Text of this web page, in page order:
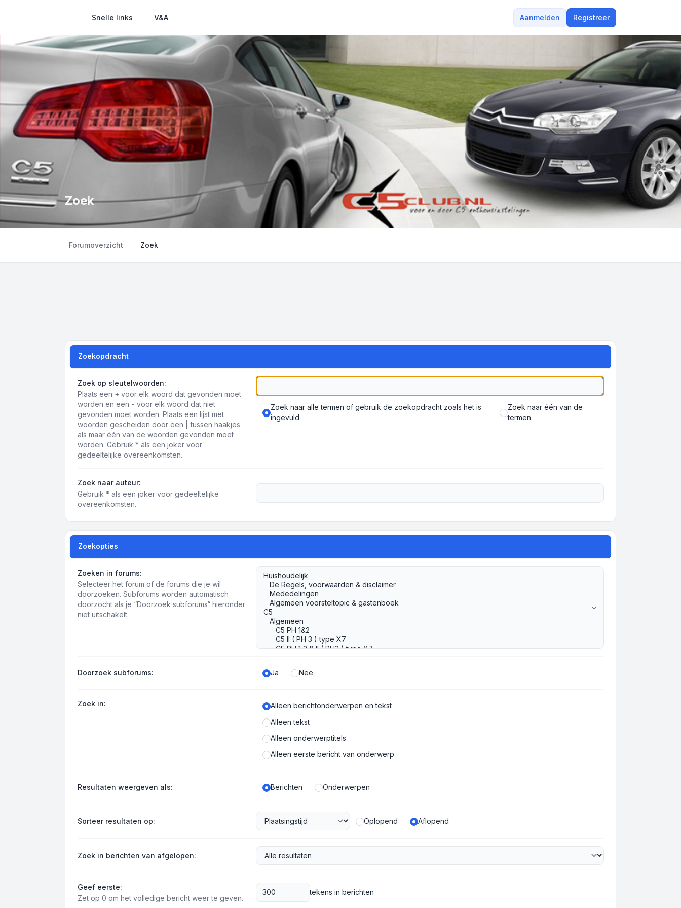
Snelle links V&A Aanmelden Registreer
Zoek
Forumoverzicht Zoek
Zoekopdracht
Zoek op sleutelwoorden:
Plaats een + voor elk woord dat gevonden moet
worden en een - voor elk woord dat niet
gevonden moet worden. Plaats een lijst met
woorden gescheiden door een
tussen haakjes
als maar één van de woorden gevonden moet
worden. Gebruik * als een joker voor
gedeeltelijke overeenkomsten.
Zoek naar alle termen of gebruik de zoekopdracht zoals het is
ingevuld
Zoek naar één van de
termen
Zoek naar auteur:
Gebruik * als een joker voor gedeeltelijke
overeenkomsten.
Zoekopties
Zoeken in forums:
Selecteer het forum of de forums die je wil
doorzoeken. Subforums worden automatisch
doorzocht als je “Doorzoek subforums“ hieronder
niet uitschakelt.
Doorzoek subforums: Ja Nee
Zoek in:
Alleen berichtonderwerpen en tekst
Alleen tekst
Alleen onderwerptitels
Alleen eerste bericht van onderwerp
Resultaten weergeven als: Berichten Onderwerpen
Sorteer resultaten op: Oplopend Aflopend
Zoek in berichten van afgelopen:
Geef eerste:
Zet op 0 om het volledige bericht weer te geven.
tekens in berichten